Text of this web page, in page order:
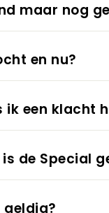
maar nog
en nu?
een klacht
de Special
geldig?